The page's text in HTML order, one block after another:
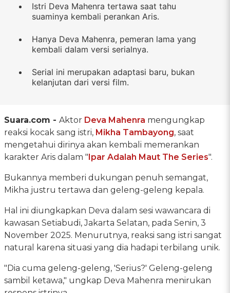
Istri Deva Mahenra tertawa saat tahu
suaminya kembali perankan Aris.
Hanya Deva Mahenra, pemeran lama yang
kembali dalam versi serialnya.
Serial ini merupakan adaptasi baru, bukan
kelanjutan dari versi film.
Suara.com - Aktor Deva Mahenra mengungkap
reaksi kocak sang istri, Mikha Tambayong, saat
mengetahui dirinya akan kembali memerankan
karakter Aris dalam "Ipar Adalah Maut The Series".
Bukannya memberi dukungan penuh semangat,
Mikha justru tertawa dan geleng-geleng kepala.
Hal ini diungkapkan Deva dalam sesi wawancara di
kawasan Setiabudi, Jakarta Selatan, pada Senin, 3
November 2025. Menurutnya, reaksi sang istri sangat
natural karena situasi yang dia hadapi terbilang unik.
"Dia cuma geleng-geleng, 'Serius?' Geleng-geleng
sambil ketawa," ungkap Deva Mahenra menirukan